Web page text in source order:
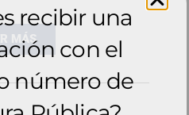
MÁS
recibir una
con el
número de